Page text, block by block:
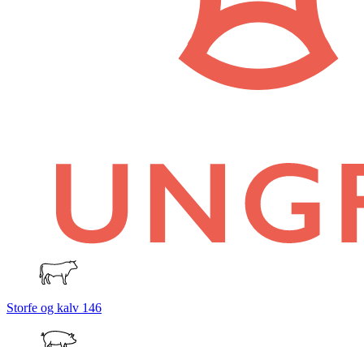
Storfe og kalv 146